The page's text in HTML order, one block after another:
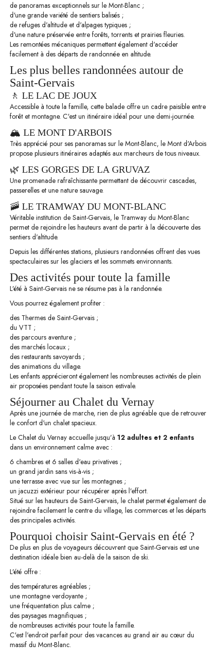
de panoramas exceptionnels sur le Mont-Blanc ;
d'une grande variété de sentiers balisés ;
de refuges d'altitude et d'alpages typiques ;
d'une nature préservée entre forêts, torrents et prairies fleuries.
Les remontées mécaniques permettent également d'accéder
facilement à des départs de randonnée en altitude.
Les plus belles randonnées autour de
Saint-Gervais
🚶 LE LAC DE JOUX
Accessible à toute la famille, cette balade offre un cadre paisible entre
forêt et montagne. C'est un itinéraire idéal pour une demi-journée.
🏔 LE MONT D'ARBOIS
Très apprécié pour ses panoramas sur le Mont-Blanc, le Mont d'Arbois
propose plusieurs itinéraires adaptés aux marcheurs de tous niveaux.
🌿 LES GORGES DE LA GRUVAZ
Une promenade rafraîchissante permettant de découvrir cascades,
passerelles et une nature sauvage.
🚠 LE TRAMWAY DU MONT-BLANC
Véritable institution de Saint-Gervais, le Tramway du Mont-Blanc
permet de rejoindre les hauteurs avant de partir à la découverte des
sentiers d'altitude.
Depuis les différentes stations, plusieurs randonnées offrent des vues
spectaculaires sur les glaciers et les sommets environnants.
Des activités pour toute la famille
L'été à Saint-Gervais ne se résume pas à la randonnée.
Vous pourrez également profiter :
des Thermes de Saint-Gervais ;
du VTT ;
des parcours aventure ;
des marchés locaux ;
des restaurants savoyards ;
des animations du village.
Les enfants apprécieront également les nombreuses activités de plein
air proposées pendant toute la saison estivale.
Séjourner au Chalet du Vernay
Après une journée de marche, rien de plus agréable que de retrouver
le confort d'un chalet spacieux.
Le Chalet du Vernay accueille jusqu'à 12 adultes et 2 enfants
dans un environnement calme avec :
6 chambres et 6 salles d'eau privatives ;
un grand jardin sans vis-à-vis ;
une terrasse avec vue sur les montagnes ;
un jacuzzi extérieur pour récupérer après l'effort.
Situé sur les hauteurs de Saint-Gervais, le chalet permet également de
rejoindre facilement le centre du village, les commerces et les départs
des principales activités.
Pourquoi choisir Saint-Gervais en été ?
De plus en plus de voyageurs découvrent que Saint-Gervais est une
destination idéale bien au-delà de la saison de ski.
L'été offre :
des températures agréables ;
une montagne verdoyante ;
une fréquentation plus calme ;
des paysages magnifiques ;
de nombreuses activités pour toute la famille.
C'est l'endroit parfait pour des vacances au grand air au cœur du
massif du Mont-Blanc.